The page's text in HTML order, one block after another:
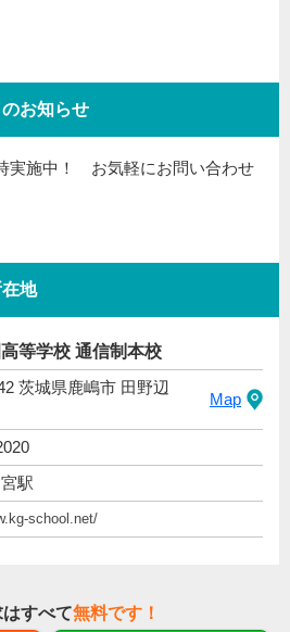
お知らせ
実施中！ お気軽にお問い合わせ
地
等学校 通信制本校
茨城県鹿嶋市 田野辺
Map
駅
school.net/
すべて無料です！